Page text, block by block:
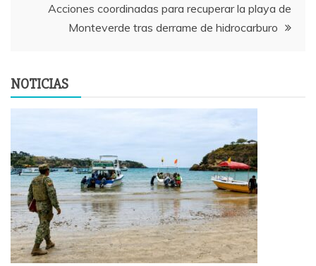
entradas
Acciones coordinadas para recuperar la playa de
Monteverde tras derrame de hidrocarburo
NOTICIAS